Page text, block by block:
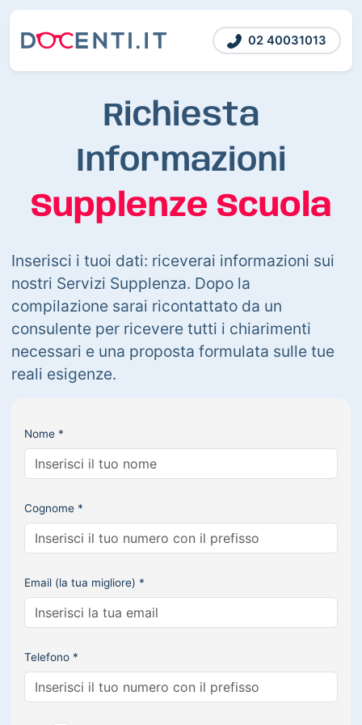
02 40031013
Richiesta
Informazioni
Supplenze Scuola
Inserisci i tuoi dati: riceverai informazioni sui
nostri Servizi Supplenza. Dopo la
compilazione sarai ricontattato da un
consulente per ricevere tutti i chiarimenti
necessari e una proposta formulata sulle tue
reali esigenze.
Nome *
Cognome *
Email (la tua migliore) *
Telefono *